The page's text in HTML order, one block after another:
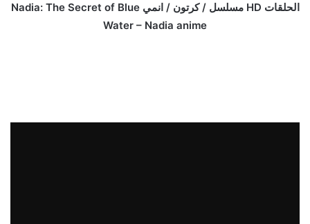
الحلقات HD مسلسل / كرتون / انمي Nadia: The Secret of Blue
Water – Nadia anime